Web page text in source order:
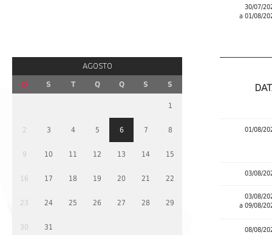
30/07/
a 01/08/
AGOSTO
D S T Q Q S S
1
2 3 4 5 6 7 8
9 10 11 12 13 14 15
16 17 18 19 20 21 22
23 24 25 26 27 28 29
30 31
01/08/
03/08/
03/08/
a 09/08/
08/08/